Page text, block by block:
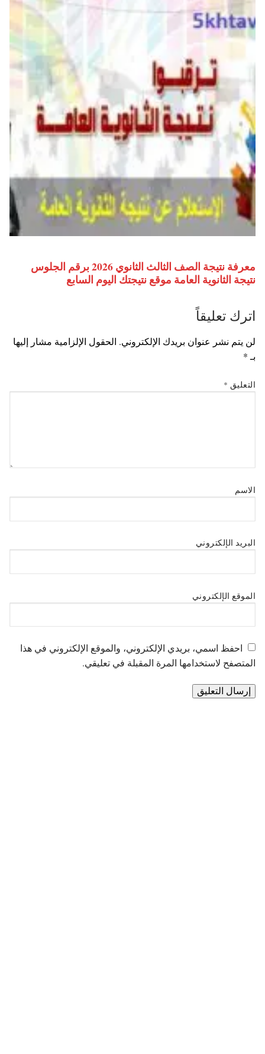
معرفة نتيجة الصف الثالث الثانوي 2026 برقم الجلوس
نتيجة الثانوية العامة موقع نتيجتك اليوم السابع
اترك تعليقاً
لن يتم نشر عنوان بريدك الإلكتروني. الحقول الإلزامية مشار إليها
بـ *
التعليق *
الاسم
البريد الإلكتروني
الموقع الإلكتروني
احفظ اسمي، بريدي الإلكتروني، والموقع الإلكتروني في هذا
المتصفح لاستخدامها المرة المقبلة في تعليقي.